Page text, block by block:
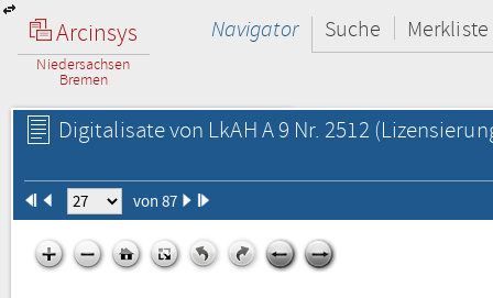
Arcinsys
Niedersachsen
Bremen
Navigator Suche Merkliste
Digitalisate von LkAH A 9 Nr. 2512
von 87